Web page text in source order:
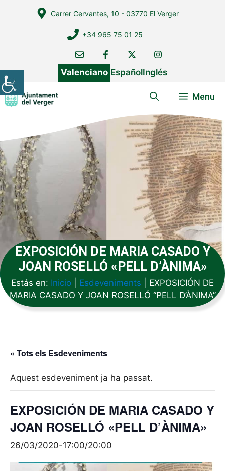
Carrer Cervantes, 10 - 03770 El Verger
+34 965 75 01 25
Valenciano EspañolInglés
Menu
EXPOSICIÓN DE MARIA CASADO Y
JOAN ROSELLÓ «PELL D’ÀNIMA»
Estás en: Inicio Esdeveniments
EXPOSICIÓN DE
MARIA CASADO Y JOAN ROSELLÓ “PELL D’ÀNIMA”
« Tots els Esdeveniments
Aquest esdeveniment ja ha passat.
EXPOSICIÓN DE MARIA CASADO Y
JOAN ROSELLÓ «PELL D’ÀNIMA»
26/03/2020-17:00/20:00